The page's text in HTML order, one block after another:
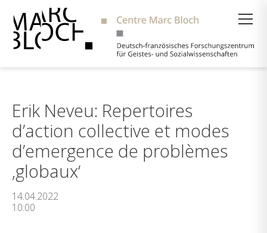
Erik Neveu: Repertoires
d’action collective et modes
d’emergence de problèmes
‚globaux‘
14.04.2022
10:00